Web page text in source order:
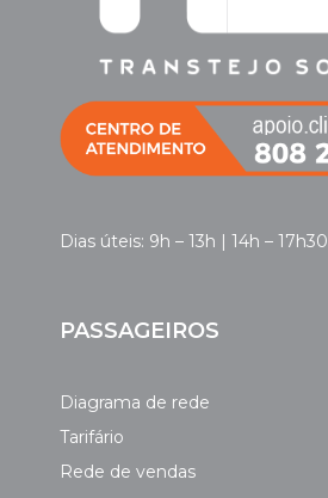
Dias úteis: 9h – 13h | 14h – 17h30
PASSAGEIROS
Diagrama de rede
Tarifário
Rede de vendas